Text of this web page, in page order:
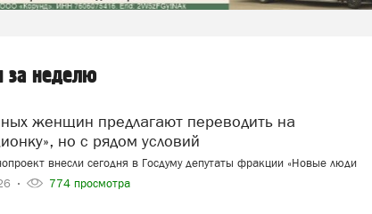
за неделю
но с рядом условий
внесли сегодня в Госдуму депутаты фракции «Новые люди
774 просмотра